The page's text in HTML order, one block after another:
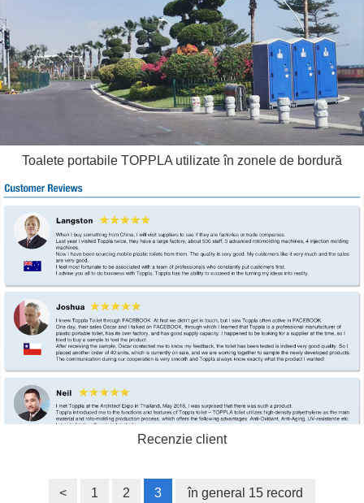
Toalete portabile TOPPLA utilizate în zonele de bordură
Recenzie client
< 1 2 3 în general 15 record